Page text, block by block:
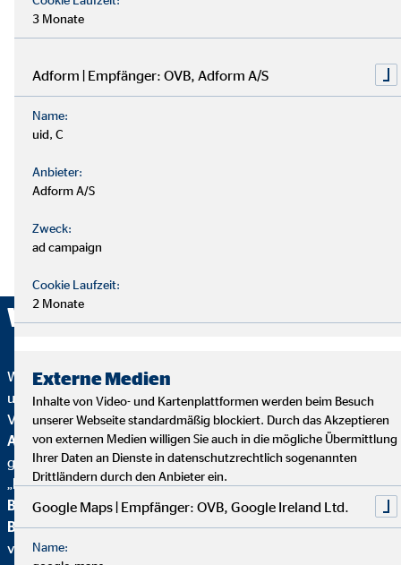
Wir sind ausgezeichnet!
Wir wurden mehrfach ausgezeichnet – ein starkes Zeichen für
unser Engagement in Qualität, Fairness und Nachhaltigkeit.
VonFocus Moneywurden wir für Top
Altersvorsorgeberatung und als fairster Finanzvertrieb
geehrt. Zusätzlich erhielten wir vomHandelsblattdas
„FairCompany“-Siegel, bewertet durch dasInstitut für
Beschäftigung und Employability (IBE). Als Teil der
Brancheninitiative Nachhaltigkeitsetzen wir uns aktiv für
verantwortungsvolle Beratung ein.
3 Monate
Adform | Empfänger: OVB, Adform A/S
Name:
uid, C
Anbieter:
Adform A/S
Zweck:
ad campaign
Cookie Laufzeit:
2 Monate
Externe Medien
Inhalte von Video- und Kartenplattformen werden beim Besuch
unserer Webseite standardmäßig blockiert. Durch das Akzeptieren
von externen Medien willigen Sie auch in die mögliche Übermittlung
Ihrer Daten an Dienste in datenschutzrechtlich sogenannten
Drittländern durch den Anbieter ein.
Google Maps | Empfänger: OVB, Google Ireland Ltd.
Name: